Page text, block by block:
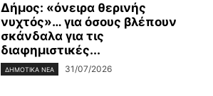
Δήμος: «όνειρα θερινής
νυχτός»… για όσους βλέπουν
σκάνδαλα για τις
διαφημιστικές...
ΔΗΜΟΤΙΚΑ ΝΕΑ 31/07/2026